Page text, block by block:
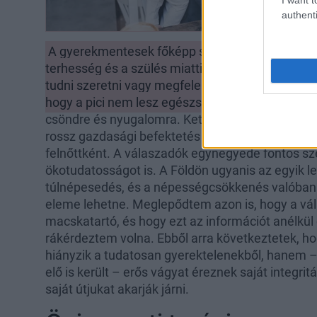
A gyerekmentesek főképp szabadságra
terhesség és a szülés miatti testi változásoktól
tudni szeretni vagy megfelelő anyagi
hogy a pici nem lesz egészséges.
csöndre és nyugalomra. Ketten mondták
rossz gazdasági befektetés is lehet, hiszen
felnőttként. A válaszadók egynegyede fontos
ökotudatosságot is. A Földön ugyanis az egyik
túlnépesedés, és a népességcsökkenés
eleme lehetne. Meglepődtem azon is, hogy a
macskatartó, és hogy ezt az információt
rákérdeztem volna. Ebből arra következtetek,
hiányzik a tudatosan gyerektelenekből, hanem
elő is került – erős vágyat éreznek saját
saját útjukat akarják járni.